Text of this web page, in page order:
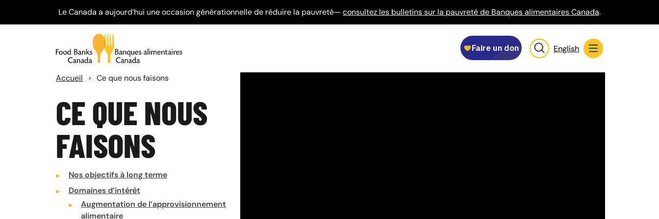
Le Canada a aujourd’hui une occasion générationnelle de réduire la pauvreté— consultez les bulletins sur la pauvreté de Banques alimentaires Canada.
English
Accueil › Ce que nous faisons
CE QUE NOUS
FAISONS
Nos objectifs à long terme
Domaines d’intérêt
Augmentation de l’approvisionnement
alimentaire